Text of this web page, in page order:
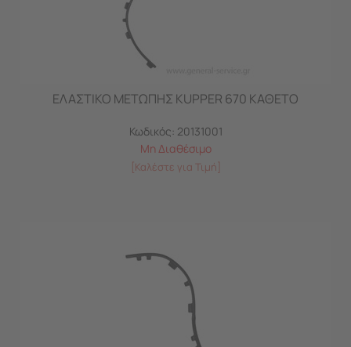
ΕΛΑΣΤΙΚΟ ΜΕΤΩΠΗΣ KUPPER 670 ΚΑΘΕΤΟ
Κωδικός: 20131001
Μη Διαθέσιμο
[Καλέστε για Τιμή]